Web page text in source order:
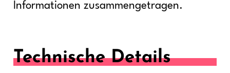
Informationen zusammengetragen.
Technische Details